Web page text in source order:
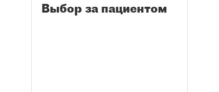
Выбор за пациентом